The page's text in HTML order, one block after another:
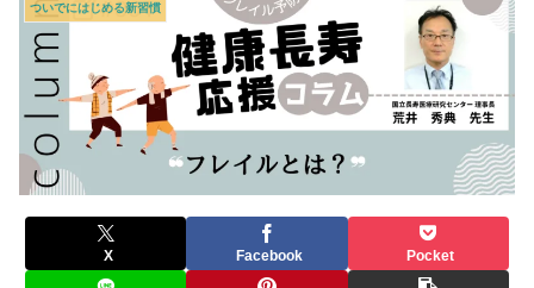
ついでにはじめる新習慣
X Facebook Pocket